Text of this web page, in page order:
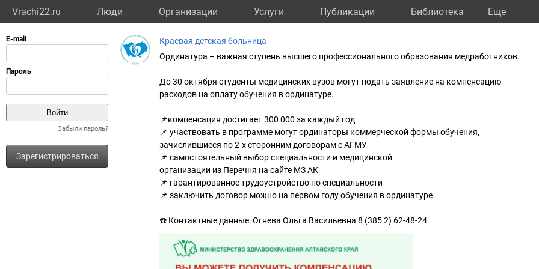
Vrachi22.ru Люди Организации Услуги Публикации Библиотека Eще
Забыли пароль?
Зарегистрироваться
Краевая детская больница
Ординатура – важная ступень высшего профессионального образования медработников.
До 30 октября студенты медицинских вузов могут подать заявление на компенсацию
расходов на оплату обучения в ординатуре.
📌компенсация достигает 300 000 за каждый год
📌 участвовать в программе могут ординаторы коммерческой формы обучения,
зачислившиеся по 2-х сторонним договорам с АГМУ
📌 самостоятельный выбор специальности и медицинской
организации из Перечня на сайте МЗ АК
📌 гарантированное трудоустройство по специальности
📌 заключить договор можно на первом году обучения в ординатуре
☎️ Контактные данные: Огнева Ольга Васильевна 8 (385 2) 62-48-24